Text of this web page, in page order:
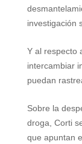
investigación
Y al respecto
intercambiar
puedan
Sobre la
droga, Corti
que apuntan